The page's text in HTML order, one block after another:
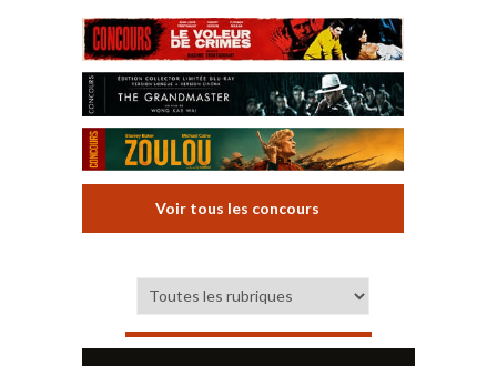
Voir tous les concours